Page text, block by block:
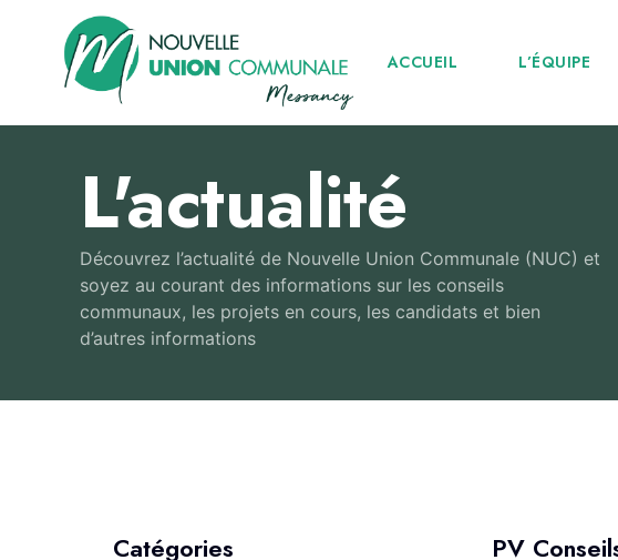
ACCUEIL L’ÉQUIPE
L'actualité
Découvrez l’actualité de Nouvelle Union Communale (NUC) et
soyez au courant des informations sur les conseils
communaux, les projets en cours, les candidats et bien
d’autres informations
Catégories PV